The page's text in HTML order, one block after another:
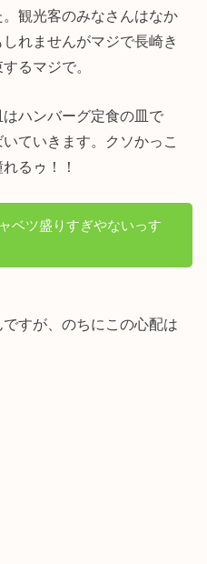
観光客のみなさんはなか
れませんがマジで長崎き
るマジで。
ハンバーグ定食の皿で
ていきます。クソかっこ
るゥ！！
ベツ盛りすぎやないっす
すが、のちにこの心配は